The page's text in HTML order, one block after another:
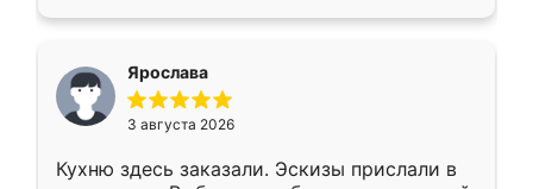
Ярослава
3 августа 2026
Кухню здесь заказали. Эскизы прислали в